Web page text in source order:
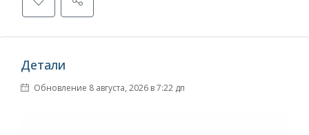
Детали
Обновление 8 августа, 2026 в 7:22 дп